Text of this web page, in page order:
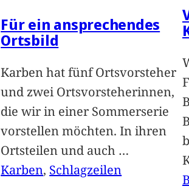
Für ein ansprechendes
Ortsbild
Karben hat fünf Ortsvorsteher
und zwei Ortsvorsteherinnen,
die wir in einer Sommerserie
vorstellen möchten. In ihren
Ortsteilen und auch …
Karben, Schlagzeilen